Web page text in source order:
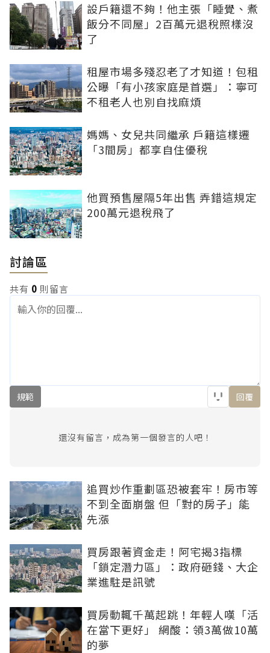
設戶籍還不夠！他主張「睡覺、煮
飯分不同屋」2百萬元退稅照樣沒
了
租屋市場多殘忍老了才知道！包租
公曝「有小孩家庭是首選」：寧可
不租老人也別自找麻煩
媽媽、女兒共同繼承 戶籍這樣遷
「3間房」都享自住優稅
他買預售屋隔5年出售 弄錯這規定
200萬元退稅飛了
討論區
共有 0 則留言
規範 回覆
還沒有留言，成為第一個發言的人吧！
追買炒作重劃區恐被套牢！房市等
不到全面崩盤 但「對的房子」能
先漲
買房跟著資金走！阿宅揭3指標
「鎖定潛力區」：政府砸錢、大企
業進駐是訊號
買房動輒千萬起跳！年輕人嘆「活
在當下更好」 網酸：領3萬做10萬
的夢